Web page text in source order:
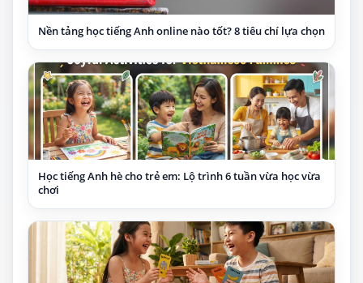
Nền tảng học tiếng Anh online nào tốt? 8 tiêu chí lựa chọn
Học tiếng Anh hè cho trẻ em: Lộ trình 6 tuần vừa học vừa
chơi